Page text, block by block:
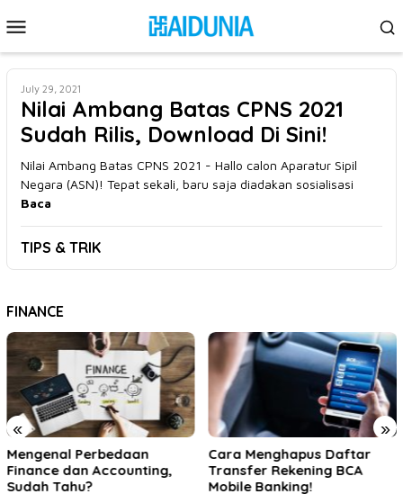
to
Menu
July 29, 2021
Nilai Ambang Batas CPNS 2021
Sudah Rilis, Download Di Sini!
Nilai Ambang Batas CPNS 2021 - Hallo calon Aparatur Sipil
Negara (ASN)! Tepat sekali, baru saja diadakan sosialisasi
Baca
TIPS & TRIK
FINANCE
« »
Perbedaan
dan Accounting,
Tahu?
Cara Menghapus Daftar
Transfer Rekening BCA
Mobile Banking!